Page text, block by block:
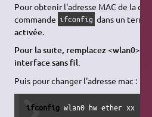
Pour obtenir l'adresse MAC de la
commande ifconfig dans un
activée.
Pour la suite, remplacez <wlan0>
interface sans fil.
Puis pour changer l'adresse mac :
ifconfig wlan0 hw ether xx